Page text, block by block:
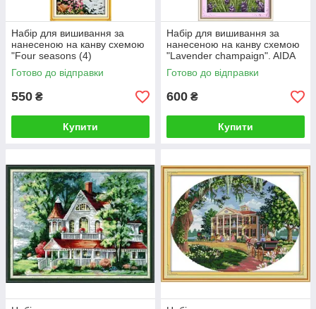
Набір для вишивання за
нанесеною на канву схемою
"Four seasons (4)
Summer".AIDA 14CT printed ,
15*34
Готово до відправки
550 ₴
Купити
Набір для вишивання за
нанесеною на канву схемою
"Lavender champaign". AIDA
14CT printed, 21*45 см
Готово до відправки
600 ₴
Купити